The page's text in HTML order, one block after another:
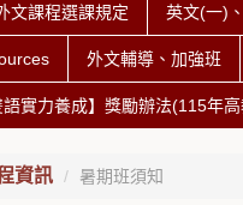
文課程選課規定 英文(一)
外文輔導、加強班
語實力養成】獎勵辦法(115年
資訊 暑期班須知